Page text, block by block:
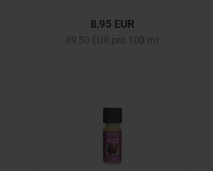
8,95 EUR
89,50 EUR pro 100 ml